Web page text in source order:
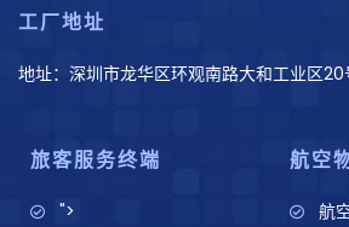
工厂地址
地址：深圳市龙华区环观南路大和工业区20
旅客服务终端
">
航空
航